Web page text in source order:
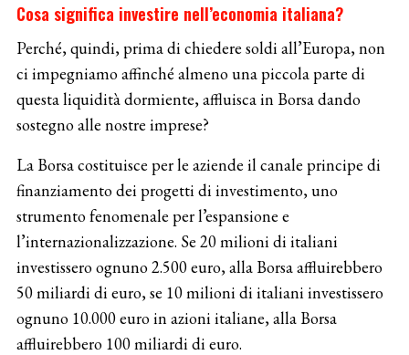
Cosa significa investire nell’economia italiana?
Perché, quindi, prima di chiedere soldi all’Europa, non
ci impegniamo affinché almeno una piccola parte di
questa liquidità dormiente, affluisca in Borsa dando
sostegno alle nostre imprese?
La Borsa costituisce per le aziende il canale principe di
finanziamento dei progetti di investimento, uno
strumento fenomenale per l’espansione e
l’internazionalizzazione. Se 20 milioni di italiani
investissero ognuno 2.500 euro, alla Borsa affluirebbero
50 miliardi di euro, se 10 milioni di italiani investissero
ognuno 10.000 euro in azioni italiane, alla Borsa
affluirebbero 100 miliardi di euro.